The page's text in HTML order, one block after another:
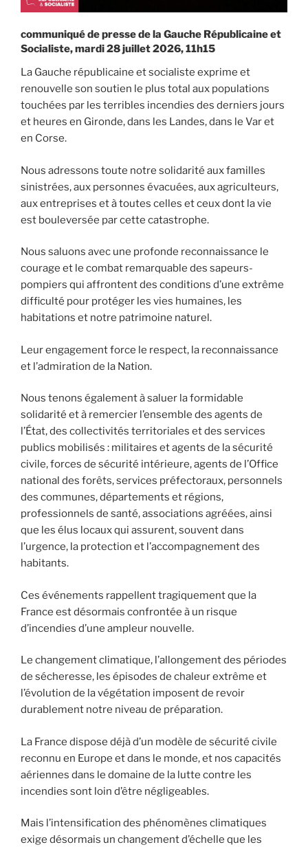
communiqué de presse de la Gauche Républicaine et
Socialiste, mardi 28 juillet 2026, 11h15
La Gauche républicaine et socialiste exprime et
renouvelle son soutien le plus total aux populations
touchées par les terribles incendies des derniers jours
et heures en Gironde, dans les Landes, dans le Var et
en Corse.
Nous adressons toute notre solidarité aux familles
sinistrées, aux personnes évacuées, aux agriculteurs,
aux entreprises et à toutes celles et ceux dont la vie
est bouleversée par cette catastrophe.
Nous saluons avec une profonde reconnaissance le
courage et le combat remarquable des sapeurs-
pompiers qui affrontent des conditions d’une extrême
difficulté pour protéger les vies humaines, les
habitations et notre patrimoine naturel.
Leur engagement force le respect, la reconnaissance
et l’admiration de la Nation.
Nous tenons également à saluer la formidable
solidarité et à remercier l’ensemble des agents de
l’État, des collectivités territoriales et des services
publics mobilisés : militaires et agents de la sécurité
civile, forces de sécurité intérieure, agents de l’Office
national des forêts, services préfectoraux, personnels
des communes, départements et régions,
professionnels de santé, associations agréées, ainsi
que les élus locaux qui assurent, souvent dans
l’urgence, la protection et l’accompagnement des
habitants.
Ces événements rappellent tragiquement que la
France est désormais confrontée à un risque
d’incendies d’une ampleur nouvelle.
Le changement climatique, l’allongement des périodes
de sécheresse, les épisodes de chaleur extrême et
l’évolution de la végétation imposent de revoir
durablement notre niveau de préparation.
La France dispose déjà d’un modèle de sécurité civile
reconnu en Europe et dans le monde, et nos capacités
aériennes dans le domaine de la lutte contre les
incendies sont loin d’être négligeables.
Mais l’intensification des phénomènes climatiques
exige désormais un changement d’échelle que les